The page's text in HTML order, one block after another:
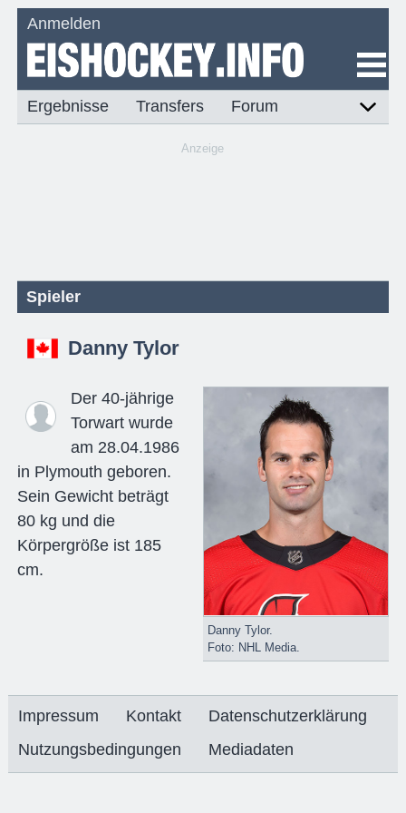
Anmelden
Ergebnisse Transfers Forum
Anzeige
Spieler
Danny Tylor
Danny Tylor.
Foto: NHL Media.
Der 40-jährige
Torwart wurde
am 28.04.1986
in Plymouth geboren.
Sein Gewicht beträgt
80 kg und die
Körpergröße ist 185
cm.
Impressum Kontakt
Datenschutzerklärung
Nutzungsbedingungen
Mediadaten